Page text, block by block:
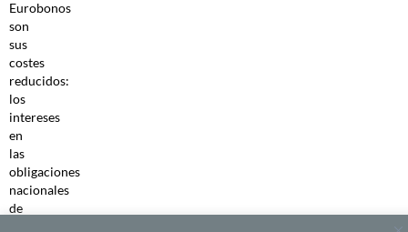
Eurobonos
son
sus
costes
reducidos:
los
intereses
en
las
obligaciones
nacionales
de